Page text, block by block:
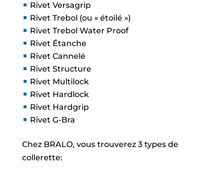
Rivet Versagrip
Rivet Trebol (ou « étoilé »)
Rivet Trebol Water Proof
Rivet Étanche
Rivet Cannelé
Rivet Structure
Rivet Multilock
Rivet Hardlock
Rivet Hardgrip
Rivet G-Bra
Chez BRALO, vous trouverez 3 types de
collerette: